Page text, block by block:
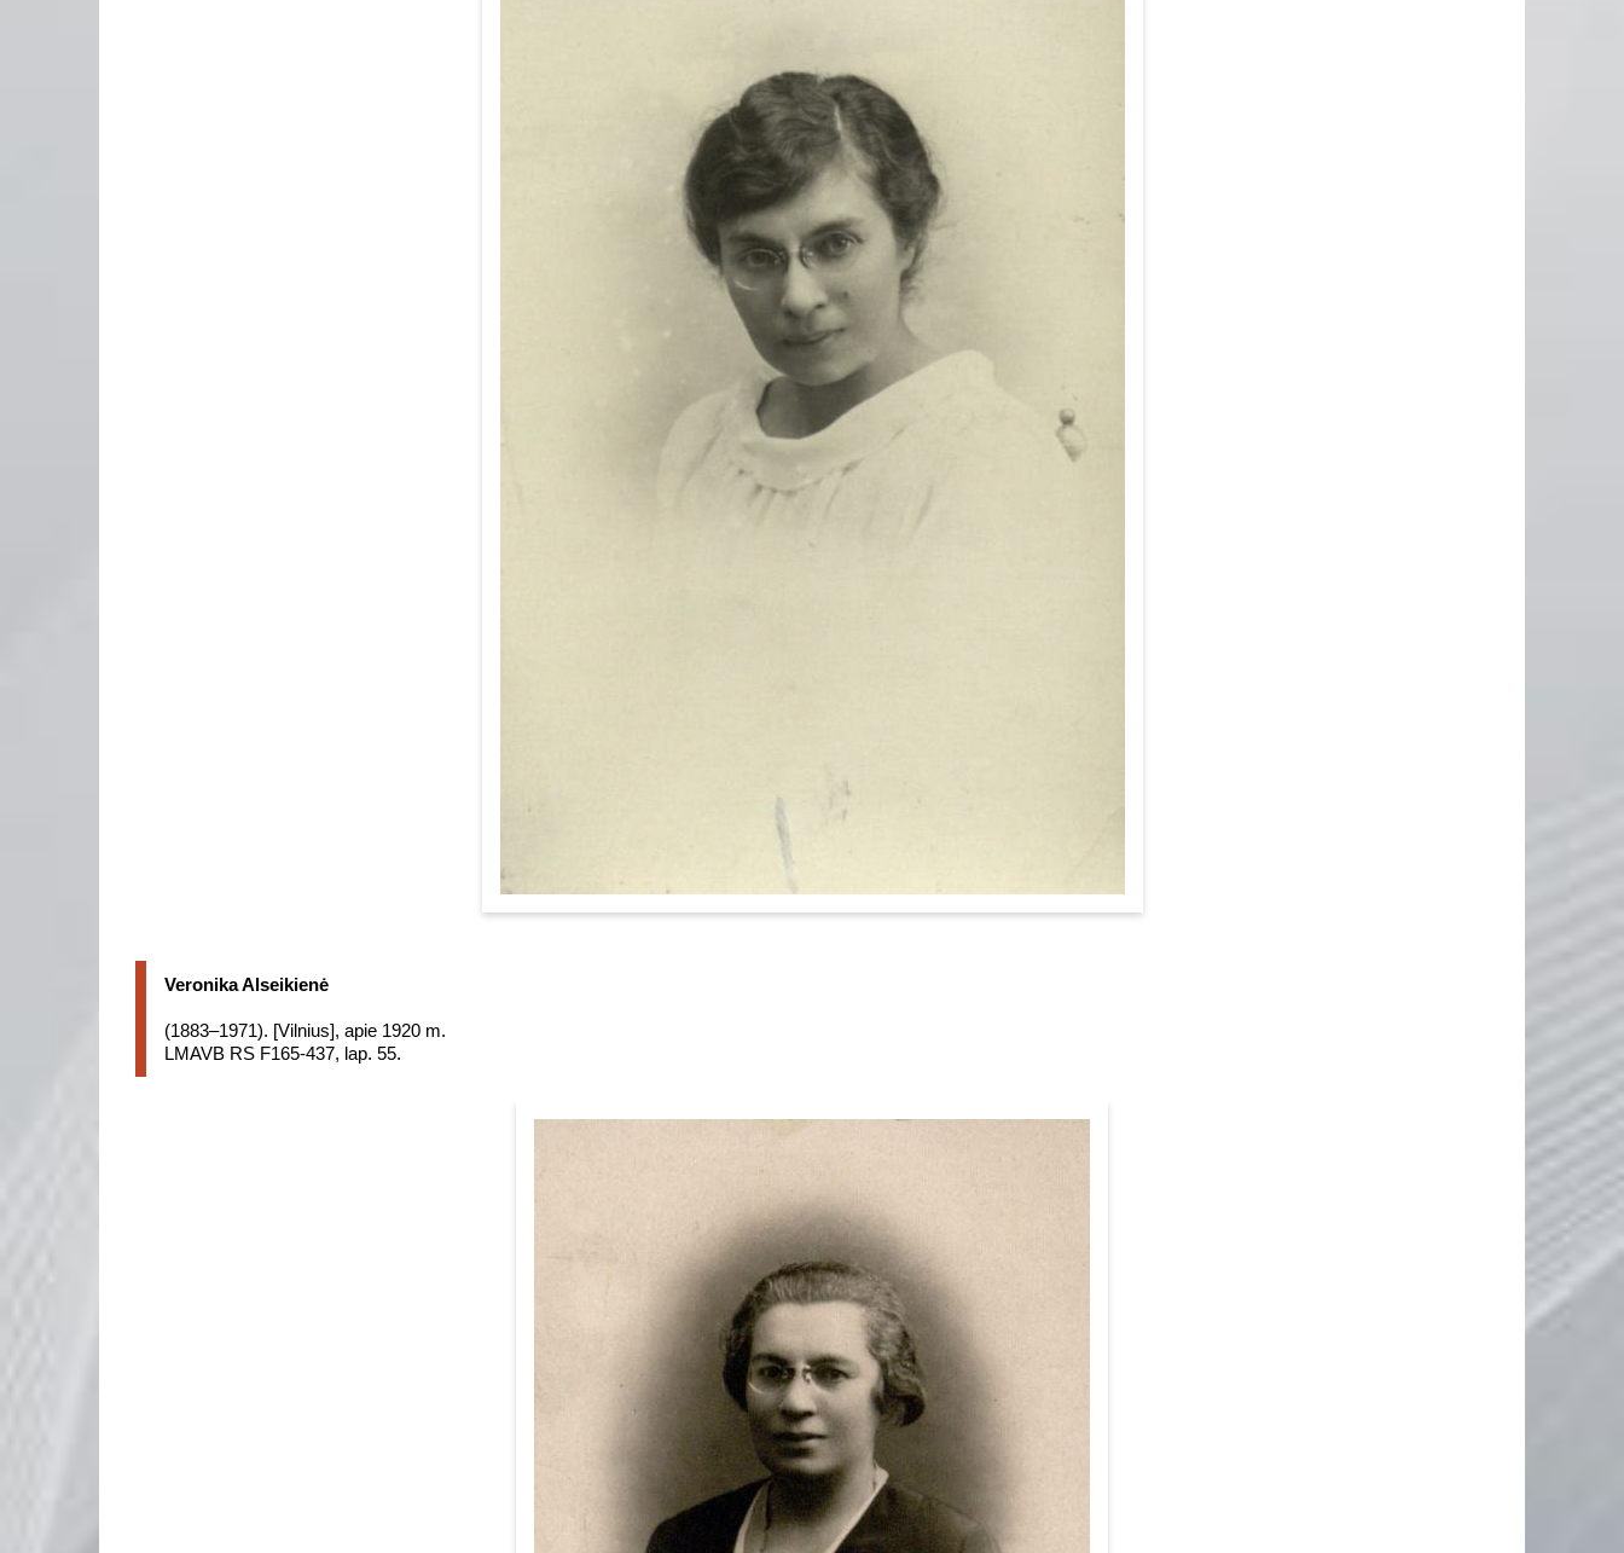
Veronika Alseikienė
(1883–1971). [Vilnius], apie 1920 m.
LMAVB RS F165-437, lap. 55.